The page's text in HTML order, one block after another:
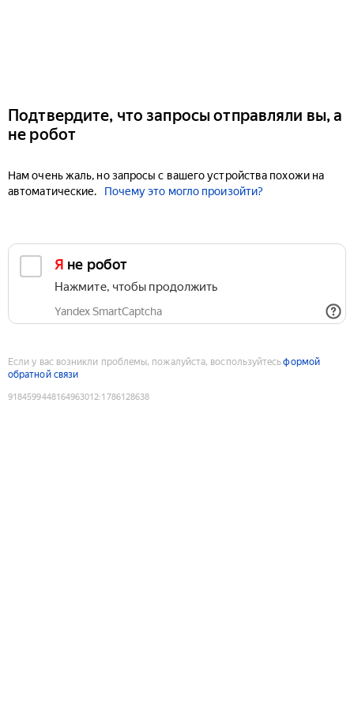
Подтвердите, что запросы отправляли вы, а
не робот
Нам очень жаль, но запросы с вашего устройства похожи на
автоматические.
Почему это могло произойти?
Я не робот
Нажмите, чтобы продолжить
Yandex SmartCaptcha
Если у вас возникли проблемы, пожалуйста, воспользуйтесьформой
обратной связи
9184599448164963012:1786128638